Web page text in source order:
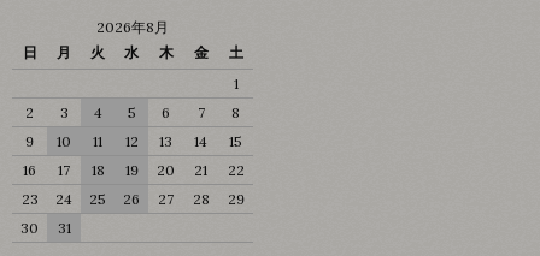
2026年8月
日
月 火 水 木 金
土
1
2
3 4 5 6 7
8
9
10 11 12 13 14
15
16
17 18 19 20 21
22
23
24 25 26 27 28
29
30
31